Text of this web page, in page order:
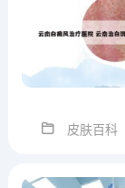
皮肤百科